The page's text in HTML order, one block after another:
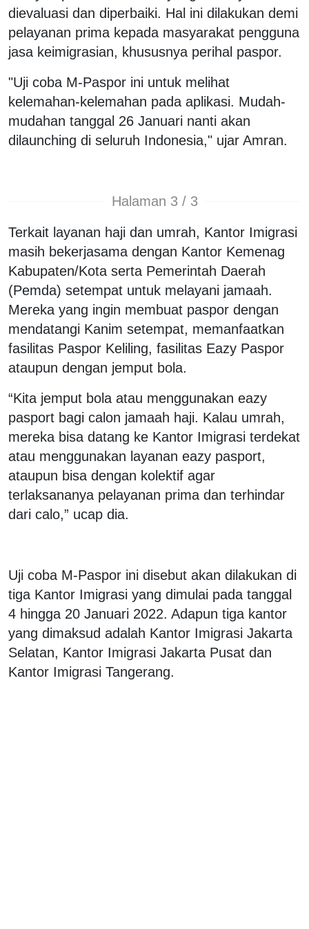
dievaluasi dan diperbaiki. Hal ini dilakukan demi
pelayanan prima kepada masyarakat pengguna
jasa keimigrasian, khususnya perihal paspor.
"Uji coba M-Paspor ini untuk melihat
kelemahan-kelemahan pada aplikasi. Mudah-
mudahan tanggal 26 Januari nanti akan
dilaunching di seluruh Indonesia," ujar Amran.
Halaman 3 / 3
Terkait layanan haji dan umrah, Kantor Imigrasi
masih bekerjasama dengan Kantor Kemenag
Kabupaten/Kota serta Pemerintah Daerah
(Pemda) setempat untuk melayani jamaah.
Mereka yang ingin membuat paspor dengan
mendatangi Kanim setempat, memanfaatkan
fasilitas Paspor Keliling, fasilitas Eazy Paspor
ataupun dengan jemput bola.
“Kita jemput bola atau menggunakan eazy
pasport bagi calon jamaah haji. Kalau umrah,
mereka bisa datang ke Kantor Imigrasi terdekat
atau menggunakan layanan eazy pasport,
ataupun bisa dengan kolektif agar
terlaksananya pelayanan prima dan terhindar
dari calo,” ucap dia.
Uji coba M-Paspor ini disebut akan dilakukan di
tiga Kantor Imigrasi yang dimulai pada tanggal
4 hingga 20 Januari 2022. Adapun tiga kantor
yang dimaksud adalah Kantor Imigrasi Jakarta
Selatan, Kantor Imigrasi Jakarta Pusat dan
Kantor Imigrasi Tangerang.